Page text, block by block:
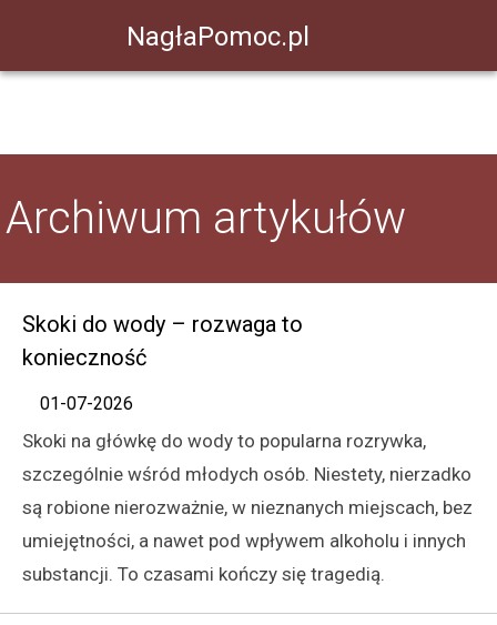
NagłaPomoc.pl
Archiwum artykułów
Skoki do wody – rozwaga to
konieczność
01-07-2026
Skoki na główkę do wody to popularna rozrywka,
szczególnie wśród młodych osób. Niestety, nierzadko
są robione nierozważnie, w nieznanych miejscach, bez
umiejętności, a nawet pod wpływem alkoholu i innych
substancji. To czasami kończy się tragedią.